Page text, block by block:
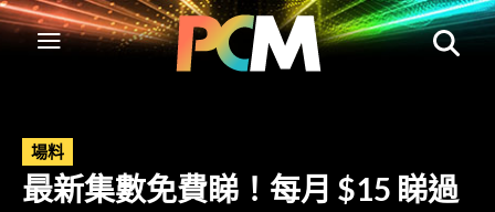
場料
最新集數免費睇！每月 $15 睇過